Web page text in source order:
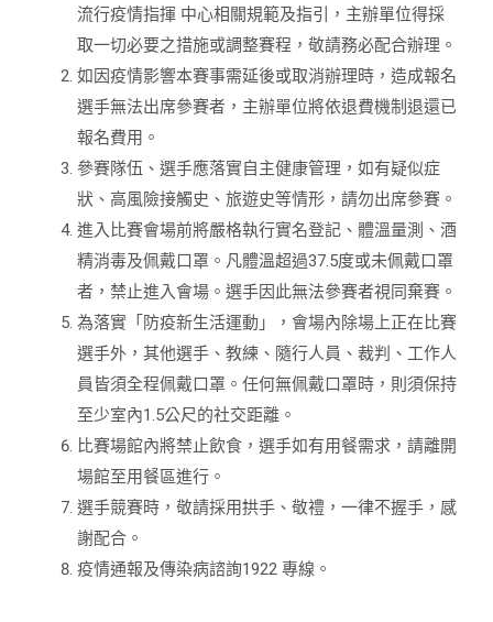
流行疫情指揮 中心相關規範及指引，主辦單位得採
取一切必要之措施或調整賽程，敬請務必配合辦理。
如因疫情影響本賽事需延後或取消辦理時，造成報名
選手無法出席參賽者，主辦單位將依退費機制退還已
報名費用。
參賽隊伍、選手應落實自主健康管理，如有疑似症
狀、高風險接觸史、旅遊史等情形，請勿出席參賽。
進入比賽會場前將嚴格執行實名登記、體溫量測、酒
精消毒及佩戴口罩。凡體溫超過37.5度或未佩戴口罩
者，禁止進入會場。選手因此無法參賽者視同棄賽。
為落實「防疫新生活運動」，會場內除場上正在比賽
選手外，其他選手、教練、隨行人員、裁判、工作人
員皆須全程佩戴口罩。任何無佩戴口罩時，則須保持
至少室內1.5公尺的社交距離。
比賽場館內將禁止飲食，選手如有用餐需求，請離開
場館至用餐區進行。
選手競賽時，敬請採用拱手、敬禮，一律不握手，感
謝配合。
疫情通報及傳染病諮詢1922 專線。